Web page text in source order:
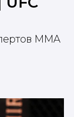
MMA